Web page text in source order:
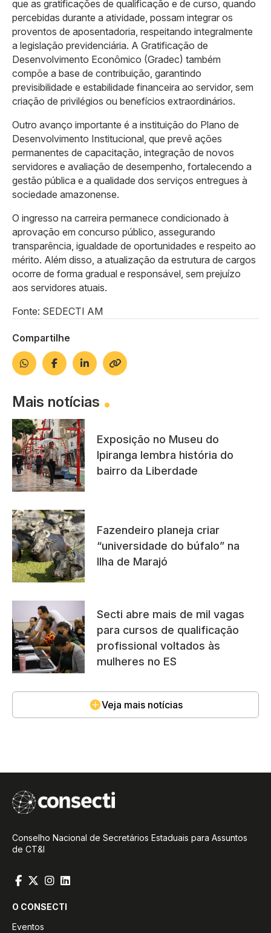
que as gratificações de qualificação e de curso, quando
percebidas durante a atividade, possam integrar os
proventos de aposentadoria, respeitando integralmente
a legislação previdenciária. A Gratificação de
Desenvolvimento Econômico (Gradec) também
compõe a base de contribuição, garantindo
previsibilidade e estabilidade financeira ao servidor, sem
criação de privilégios ou benefícios extraordinários.
Outro avanço importante é a instituição do Plano de
Desenvolvimento Institucional, que prevê ações
permanentes de capacitação, integração de novos
servidores e avaliação de desempenho, fortalecendo a
gestão pública e a qualidade dos serviços entregues à
sociedade amazonense.
O ingresso na carreira permanece condicionado à
aprovação em concurso público, assegurando
transparência, igualdade de oportunidades e respeito ao
mérito. Além disso, a atualização da estrutura de cargos
ocorre de forma gradual e responsável, sem prejuízo
aos servidores atuais.
Fonte: SEDECTI AM
Compartilhe
Mais notícias
Exposição no Museu do
Ipiranga lembra história do
bairro da Liberdade
Fazendeiro planeja criar
“universidade do búfalo” na
Ilha de Marajó
Secti abre mais de mil vagas
para cursos de qualificação
profissional voltados às
mulheres no ES
Veja mais notícias
Conselho Nacional de Secretários Estaduais para Assuntos
de CT&I
O CONSECTI
Eventos